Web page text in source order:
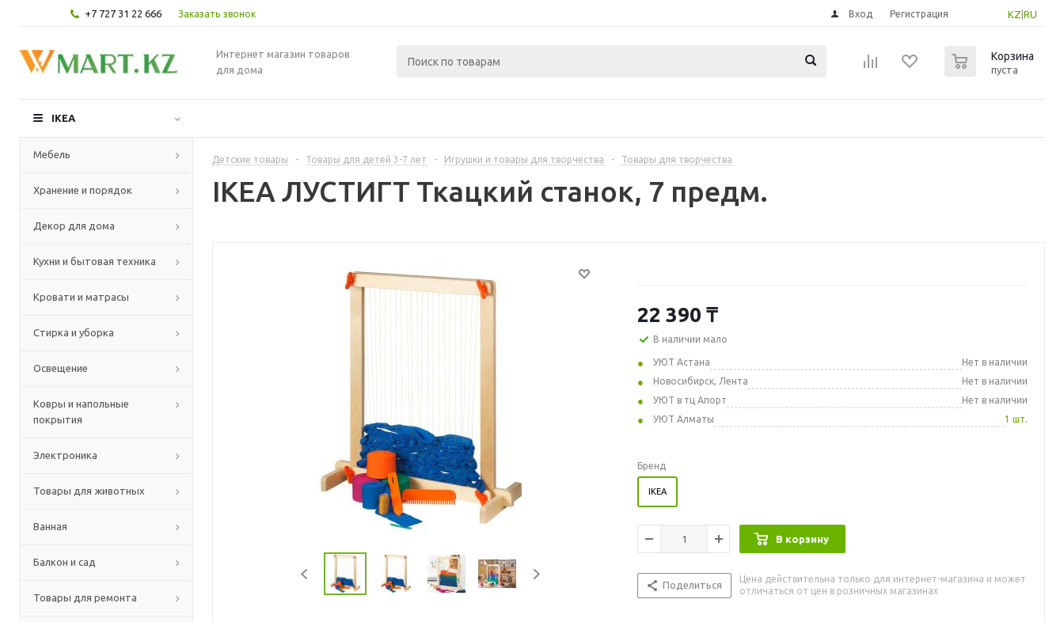
+7 727 31 22 666 Заказать звонок KZ RU
Вход Регистрация
Интернет магазин товаров
для дома
Корзина
пуста
IKEA
Мебель
Хранение и порядок
Декор для дома
Кухни и бытовая техника
Кровати и матрасы
Стирка и уборка
Освещение
Ковры и напольные
покрытия
Электроника
Товары для животных
Ванная
Балкон и сад
Товары для ремонта
Детские товары - Товары для детей 3-7 лет - Игрушки и товары для творчества - Товары для творчества
IKEA ЛУСТИГТ Ткацкий станок, 7 предм.
22 390 ₸
В наличии мало
УЮТ Астана
Нет в наличии
Новосибирск, Лента
Нет в наличии
УЮТ в тц Апорт
Нет в наличии
УЮТ Алматы
1 шт.
Бренд
IKEA
В корзину
Поделиться
Цена действительна только для интернет-магазина и может
отличаться от цен в розничных магазинах